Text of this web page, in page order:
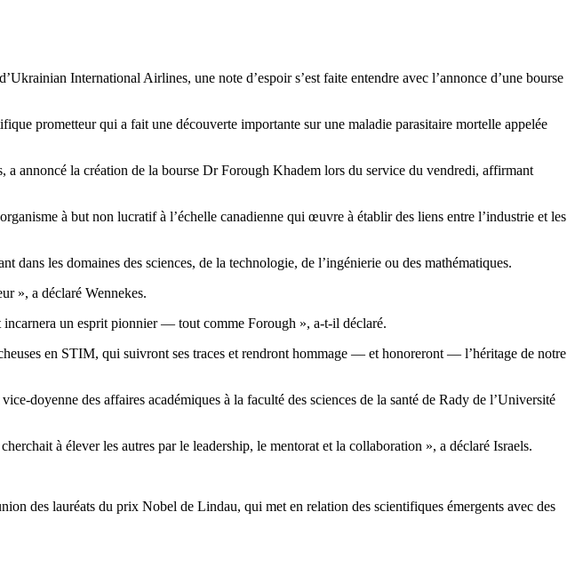
International Airlines, une note d’espoir s’est faite entendre avec l’annonce d’une bourse
prometteur qui a fait une découverte importante sur une maladie parasitaire mortelle appelée
annoncé la création de la bourse Dr Forough Khadem lors du service du vendredi, affirmant
à but non lucratif à l’échelle canadienne qui œuvre à établir des liens entre l’industrie et les
dans les domaines des sciences, de la technologie, de l’ingénierie ou des mathématiques.
», a déclaré Wennekes.
incarnera un esprit pionnier — tout comme Forough », a-t-il déclaré.
en STIM, qui suivront ses traces et rendront hommage — et honoreront — l’héritage de notre
doyenne des affaires académiques à la faculté des sciences de la santé de Rady de l’Université
à élever les autres par le leadership, le mentorat et la collaboration », a déclaré Israels.
des lauréats du prix Nobel de Lindau, qui met en relation des scientifiques émergents avec des